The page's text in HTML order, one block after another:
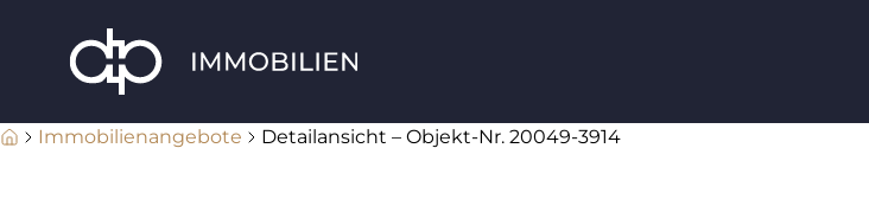
Immobilienangebote Detailansicht – Objekt-Nr. 20049-3914